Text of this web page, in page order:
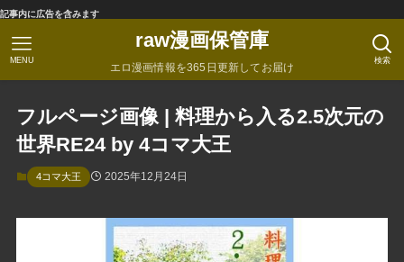
記事内に広告を含みます
raw漫画保管庫
エロ漫画情報を365日更新してお届け
検索
MENU
フルページ画像 | 料理から入る2.5次元の
世界RE24 by 4コマ大王
4コマ大王 2025年12月24日